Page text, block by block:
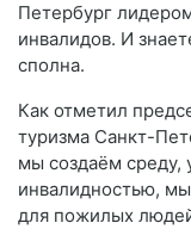
Петербург
инвалидов. И
сполна.
Как отметил
туризма Санкт-
мы создаём среду,
инвалидностью,
для пожилых